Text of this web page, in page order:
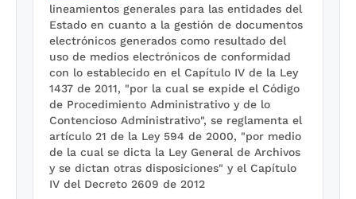
lineamientos generales para las entidades del
Estado en cuanto a la gestión de documentos
electrónicos generados como resultado del
uso de medios electrónicos de conformidad
con lo establecido en el Capítulo IV de la Ley
1437 de 2011, "por la cual se expide el Código
de Procedimiento Administrativo y de lo
Contencioso Administrativo", se reglamenta el
artículo 21 de la Ley 594 de 2000, "por medio
de la cual se dicta la Ley General de Archivos
y se dictan otras disposiciones" y el Capítulo
IV del Decreto 2609 de 2012